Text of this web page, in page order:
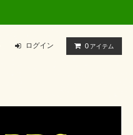
ログイン 0 アイテム